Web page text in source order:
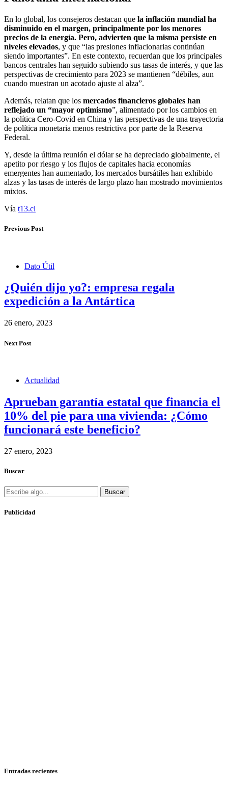
En lo global, los consejeros destacan que la inflación mundial ha
disminuido en el margen, principalmente por los menores
precios de la energía. Pero, advierten que la misma persiste en
niveles elevados, y que “las presiones inflacionarias continúan
siendo importantes”. En este contexto, recuerdan que los principales
bancos centrales han seguido subiendo sus tasas de interés, y que las
perspectivas de crecimiento para 2023 se mantienen “débiles, aun
cuando muestran un acotado ajuste al alza”.
Además, relatan que los mercados financieros globales han
reflejado un “mayor optimismo”, alimentado por los cambios en
la política Cero-Covid en China y las perspectivas de una trayectoria
de política monetaria menos restrictiva por parte de la Reserva
Federal.
Y, desde la última reunión el dólar se ha depreciado globalmente, el
apetito por riesgo y los flujos de capitales hacia economías
emergentes han aumentado, los mercados bursátiles han exhibido
alzas y las tasas de interés de largo plazo han mostrado movimientos
mixtos.
Vía t13.cl
Previous Post
Dato Útil
¿Quién dijo yo?: empresa regala
expedición a la Antártica
26 enero, 2023
Next Post
Actualidad
Aprueban garantía estatal que financia el
10% del pie para una vivienda: ¿Cómo
funcionará este beneficio?
27 enero, 2023
Buscar
Buscar
Publicidad
Entradas recientes